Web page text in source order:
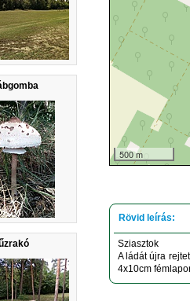
500 m
Sziasztok
A ládát újra
4x10cm